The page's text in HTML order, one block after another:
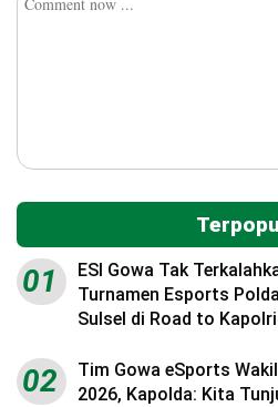
01
ESI Gowa Tak
Turnamen Esports
Sulsel di Road to
02
Tim Gowa eSports
2026, Kapolda: Kita